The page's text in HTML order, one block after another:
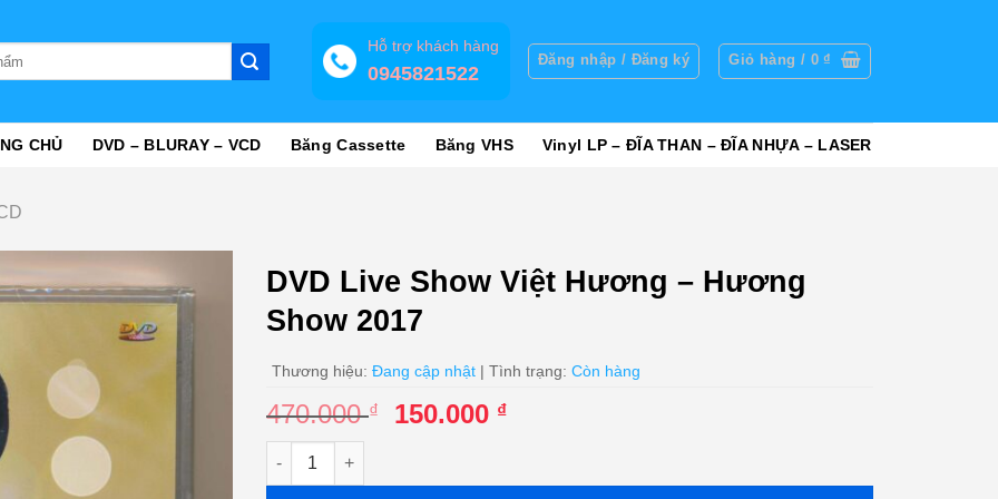
Hỗ trợ khách hàng
0945821522
Đăng nhập / Đăng ký Giỏ hàng / 0₫
CHỦ DVD – BLURAY – VCD Băng Cassette Băng VHS Vinyl LP – ĐĨA THAN – ĐĨA NHỰA – LASER
DVD Live Show Việt Hương – Hương
Show 2017
Thương hiệu: Đang cập nhật | Tình trạng: Còn hàng
470.000₫
Giá
470.000 ₫.
150.000 ₫Giá
là:
DVD Live Show Việt Hương - Hương Show 2017 số lượng